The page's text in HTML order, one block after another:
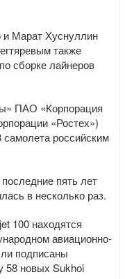
и Марат Хуснуллин
также
сборке лайнеров
ПАО «Корпорация
«Ростех»)
самолета российским
пять лет
в несколько раз.
100 находятся
авиационно-
подписаны
58 новых Sukhoi